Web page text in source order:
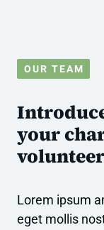
OUR TEAM
your
Lorem ipsum
eget mollis